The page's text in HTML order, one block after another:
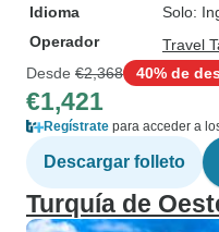
Idioma
Solo:
Operador
Travel
Desde €2,368 40% de
€1,421
Regístrate para acceder a
Descargar folleto
Turquía de